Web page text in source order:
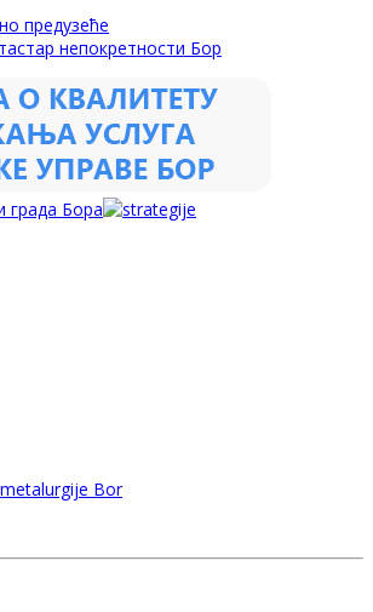
предузеће
непокретности Бор